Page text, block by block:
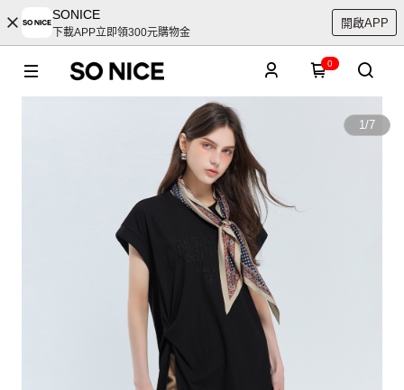
SONICE
下載APP立即領300元購物金
開啟APP
0
1/7